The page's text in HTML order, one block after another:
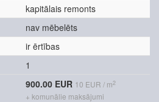
kapitālais remonts
nav mēbelēts
ir ērtības
1
900.00 EUR 10 EUR / m2
+ komunālie maksājumi